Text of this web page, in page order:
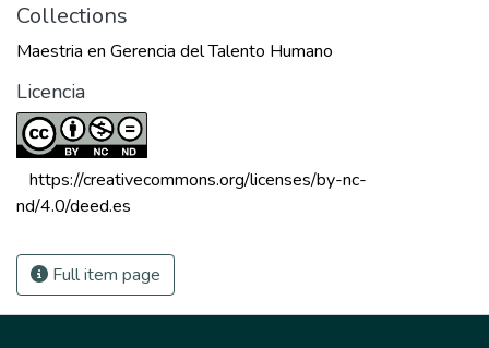
Collections
Maestria en Gerencia del Talento Humano
Licencia
https://creativecommons.org/licenses/by-nc-
nd/4.0/deed.es
Full item page